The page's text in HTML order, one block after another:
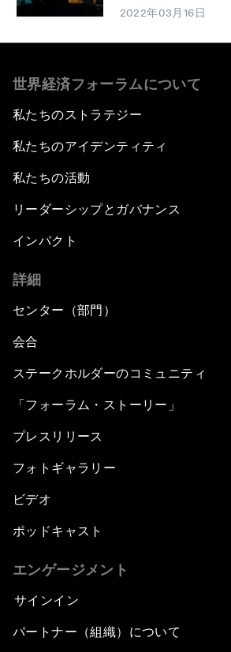
2022年03月16日
世界経済フォーラムについて
私たちのストラテジー
私たちのアイデンティティ
私たちの活動
リーダーシップとガバナンス
インパクト
詳細
センター（部門）
会合
ステークホルダーのコミュニティ
「フォーラム・ストーリー」
プレスリリース
フォトギャラリー
ビデオ
ポッドキャスト
エンゲージメント
サインイン
パートナー（組織）について